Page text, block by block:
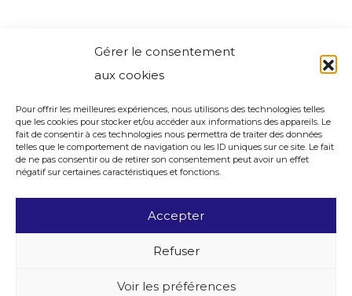
Gérer le consentement
aux cookies
Pour offrir les meilleures expériences, nous utilisons des technologies telles
que les cookies pour stocker et/ou accéder aux informations des appareils. Le
fait de consentir à ces technologies nous permettra de traiter des données
telles que le comportement de navigation ou les ID uniques sur ce site. Le fait
de ne pas consentir ou de retirer son consentement peut avoir un effet
négatif sur certaines caractéristiques et fonctions.
Accepter
Refuser
Voir les préférences